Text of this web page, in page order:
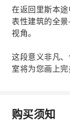
在返回里斯本
表性建筑的全
视角。
这段意义非凡
室将为您画上完
购买须知